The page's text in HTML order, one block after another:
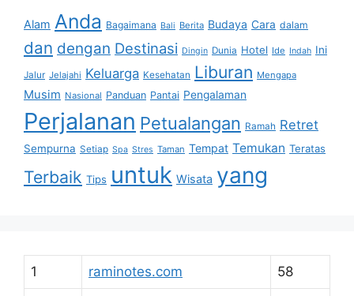
Alam Anda Bagaimana Bali Berita Budaya Cara dalam
dan dengan Destinasi Dingin Dunia Hotel Ide Indah Ini
Jalur Jelajahi Keluarga Kesehatan Liburan Mengapa
Musim Nasional Panduan Pantai Pengalaman
Perjalanan Petualangan Ramah Retret
Sempurna Setiap Spa Stres Taman Tempat Temukan Teratas
Terbaik Tips untuk Wisata yang
1 raminotes.com 58